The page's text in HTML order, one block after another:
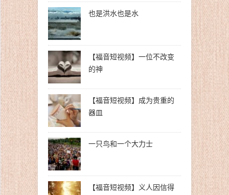
也是洪水也是水
【福音短视频】一位不改变
的神
【福音短视频】成为贵重的
器皿
一只鸟和一个大力士
【福音短视频】义人因信得